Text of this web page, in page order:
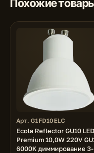
Похожие
Арт. G1FD10ELC
Ecola Reflector GU10 LED
Premium 10,0W 220V
6000K диммирование